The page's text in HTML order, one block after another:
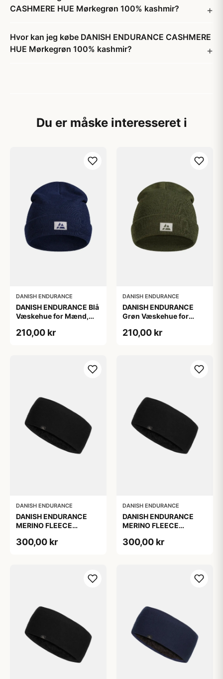
CASHMERE HUE Mørkegrøn 100% kashmir?
Hvor kan jeg købe DANISH ENDURANCE CASHMERE
HUE Mørkegrøn 100% kashmir?
Du er måske interesseret i
DANISH ENDURANCE
DANISH ENDURANCE Blå
Væskehue for Mænd,
Polyester
210,00 kr
DANISH ENDURANCE
DANISH ENDURANCE
Grøn Væskehue for
Genanvendt Polyester
210,00 kr
DANISH ENDURANCE
DANISH ENDURANCE
MERINO FLEECE
Sort, S/M
300,00 kr
DANISH ENDURANCE
DANISH ENDURANCE
MERINO FLEECE
300,00 kr